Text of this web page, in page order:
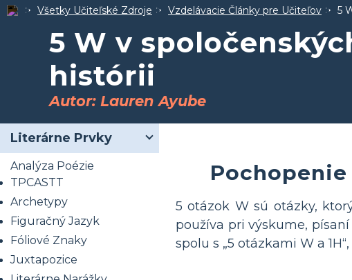
Všetky Učiteľské Zdroje Vzdelávacie Články pre Učiteľov 5
5 W v
histórii
Autor: Lauren Ayube
Literárne Prvky
Analýza Poézie
TPCASTT
Archetypy
Figuračný Jazyk
Fóliové Znaky
Juxtapozice
5 otázok W sú otázky,
používa pri výskume,
spolu s „5 otázkami W a